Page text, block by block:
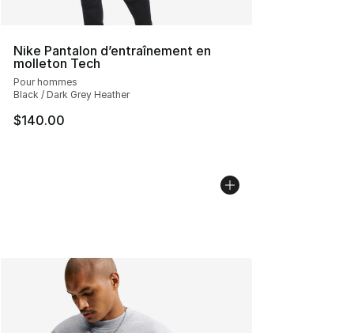
Nike Pantalon d’entraînement en
molleton Tech
Pour hommes
Black / Dark Grey Heather
$140.00